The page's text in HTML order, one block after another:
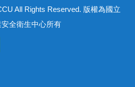
All Rights Reserved. 版權為國立
全衛生中心所有